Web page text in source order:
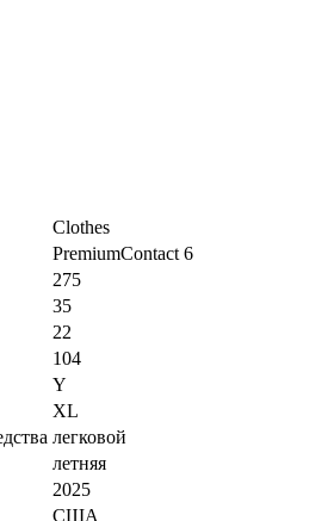
Clothes
PremiumContact 6
275
35
22
104
Y
XL
легковой
летняя
2025
США